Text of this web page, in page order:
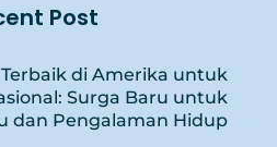
Post
Terbaik di Amerika untuk
Surga Baru untuk
dan Pengalaman Hidup